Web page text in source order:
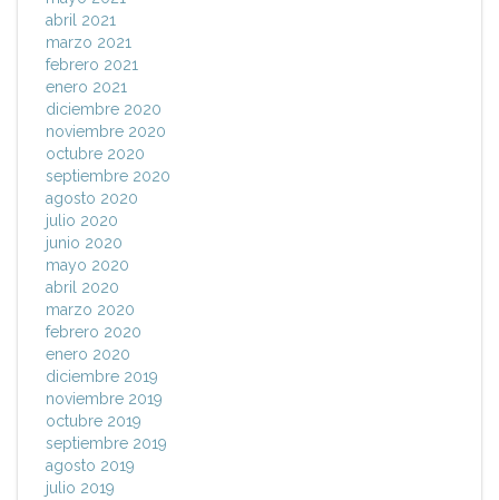
abril 2021
marzo 2021
febrero 2021
enero 2021
diciembre 2020
noviembre 2020
octubre 2020
septiembre 2020
agosto 2020
julio 2020
junio 2020
mayo 2020
abril 2020
marzo 2020
febrero 2020
enero 2020
diciembre 2019
noviembre 2019
octubre 2019
septiembre 2019
agosto 2019
julio 2019